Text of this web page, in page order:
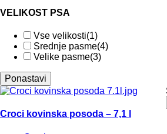
VELIKOST PSA
Vse velikosti(1)
Srednje pasme(4)
Velike pasme(3)
Ponastavi
Croci kovinska posoda – 7,1 l